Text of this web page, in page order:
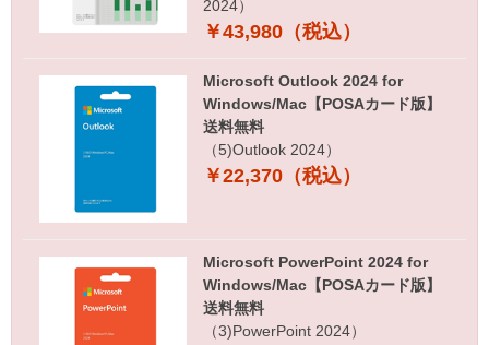
2024）
￥43,980（税込）
Microsoft Outlook 2024 for
Windows/Mac【POSAカード版】
送料無料
（5)Outlook 2024）
￥22,370（税込）
Microsoft PowerPoint 2024 for
Windows/Mac【POSAカード版】
送料無料
（3)PowerPoint 2024）